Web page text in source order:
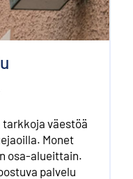
väestöä
Monet
osa-alueittain.
palvelu